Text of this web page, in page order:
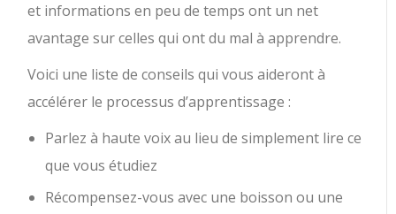
et informations en peu de temps ont un net
avantage sur celles qui ont du mal à apprendre.
Voici une liste de conseils qui vous aideront à
accélérer le processus d’apprentissage :
Parlez à haute voix au lieu de simplement lire ce
que vous étudiez
Récompensez-vous avec une boisson ou une